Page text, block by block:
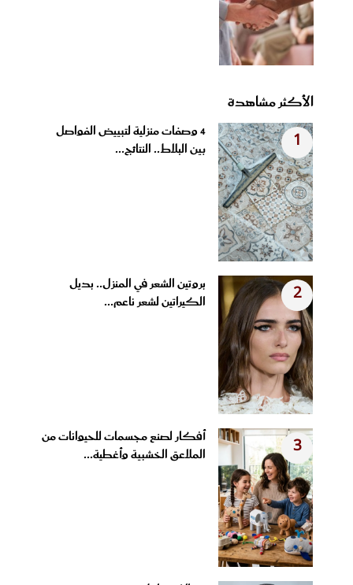
الأكثر مشاهدة
1
4 وصفات منزلية لتبييض الفواصل
بين البلاط.. النتائج...
2
بروتين الشعر في المنزل.. بديل
الكيراتين لشعر ناعم...
3
أفكار لصنع مجسمات للحيوانات من
الملاعق الخشبية وأغطية...